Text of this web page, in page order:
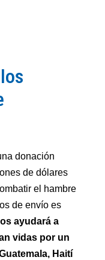
donación
de dólares
el hambre
de envío es
ayudará a
vidas por un
Haití